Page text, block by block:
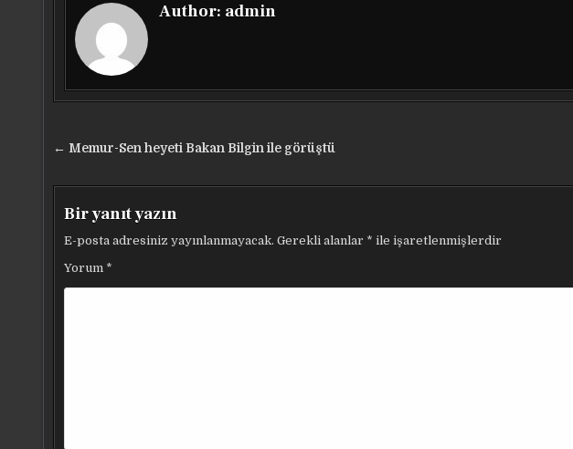
Author: admin
Yazı
← Memur-Sen heyeti Bakan Bilgin ile görüştü
Bir yanıt yazın
E-posta adresiniz yayınlanmayacak. Gerekli alanlar * ile işaretlenmişlerdir
Yorum *